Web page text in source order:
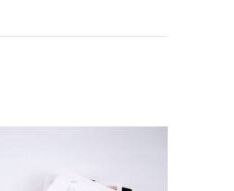
งที่ควรและไม่ควรทำในการทำการตลา